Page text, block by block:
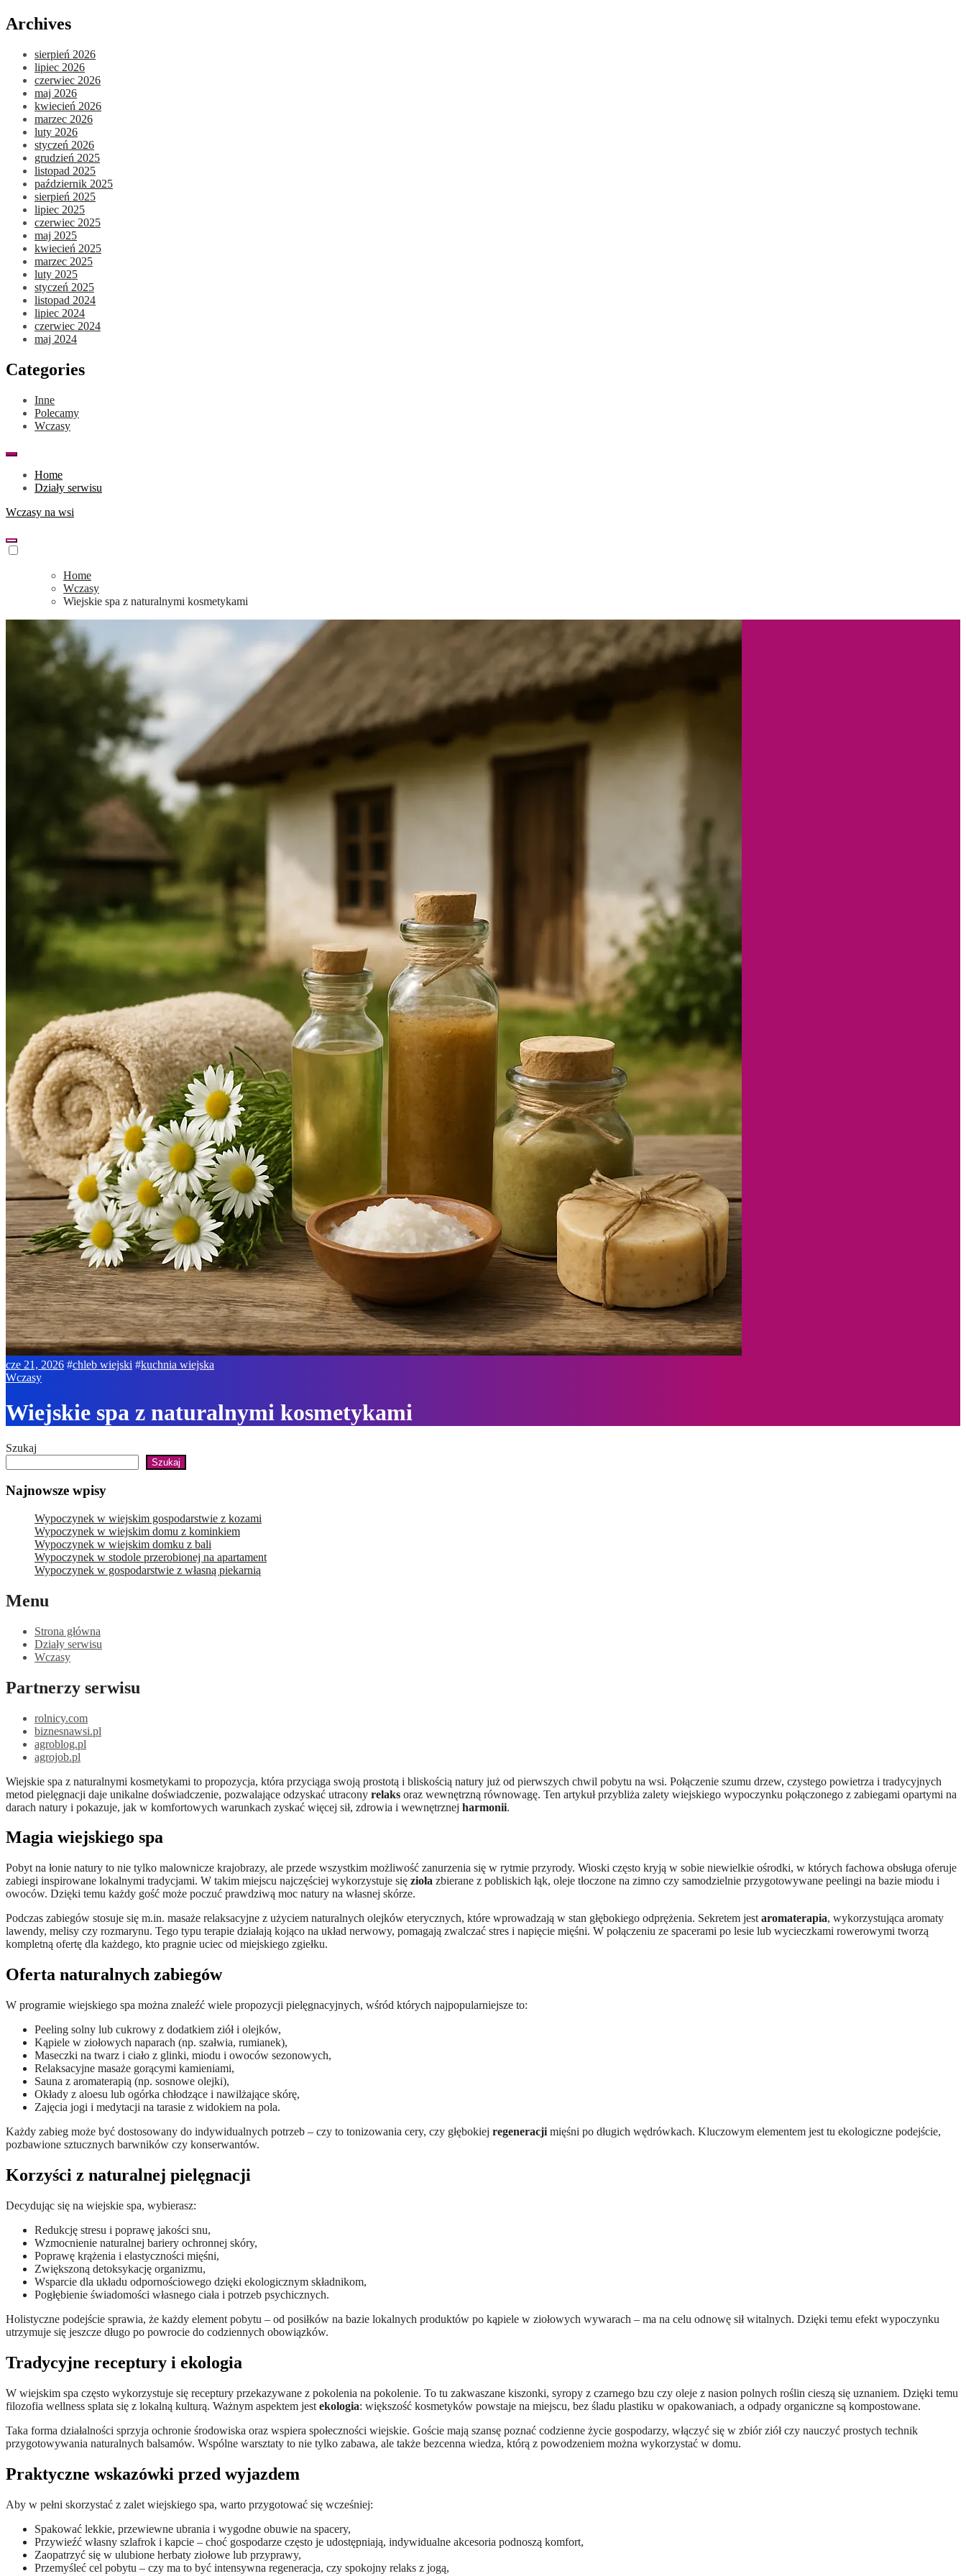
Skip
to
Archives
sierpień 2026
lipiec 2026
czerwiec 2026
maj 2026
kwiecień 2026
marzec 2026
luty 2026
styczeń 2026
grudzień 2025
listopad 2025
październik 2025
sierpień 2025
lipiec 2025
czerwiec 2025
maj 2025
kwiecień 2025
marzec 2025
luty 2025
styczeń 2025
listopad 2024
lipiec 2024
czerwiec 2024
maj 2024
Categories
Inne
Polecamy
Wczasy
Home
Działy serwisu
Wczasy na wsi
Home
Wczasy
Wiejskie spa z naturalnymi kosmetykami
cze 21, 2026 #chleb wiejski #kuchnia wiejska
Wczasy
Wiejskie spa z naturalnymi kosmetykami
Szukaj
Szukaj
Najnowsze wpisy
Wypoczynek w wiejskim gospodarstwie z kozami
Wypoczynek w wiejskim domu z kominkiem
Wypoczynek w wiejskim domku z bali
Wypoczynek w stodole przerobionej na apartament
Wypoczynek w gospodarstwie z własną piekarnią
Menu
Strona główna
Działy serwisu
Wczasy
Partnerzy serwisu
rolnicy.com
biznesnawsi.pl
agroblog.pl
agrojob.pl
Wiejskie spa z naturalnymi kosmetykami to propozycja, która przyciąga swoją prostotą i bliskością natury już od pierwszych chwil pobytu na wsi. Połączenie szumu drzew, czystego powietrza i tradycyjnych
metod pielęgnacji daje unikalne doświadczenie, pozwalające odzyskać utracony relaks oraz wewnętrzną równowagę. Ten artykuł przybliża zalety wiejskiego wypoczynku połączonego z zabiegami opartymi na
darach natury i pokazuje, jak w komfortowych warunkach zyskać więcej sił, zdrowia i wewnętrznej harmonii.
Magia wiejskiego spa
Pobyt na łonie natury to nie tylko malownicze krajobrazy, ale przede wszystkim możliwość zanurzenia się w rytmie przyrody. Wioski często kryją w sobie niewielkie ośrodki, w których fachowa obsługa oferuje
zabiegi inspirowane lokalnymi tradycjami. W takim miejscu najczęściej wykorzystuje się zioła zbierane z pobliskich łąk, oleje tłoczone na zimno czy samodzielnie przygotowywane peelingi na bazie miodu i
owoców. Dzięki temu każdy gość może poczuć prawdziwą moc natury na własnej skórze.
Podczas zabiegów stosuje się m.in. masaże relaksacyjne z użyciem naturalnych olejków eterycznych, które wprowadzają w stan głębokiego odprężenia. Sekretem jest aromaterapia, wykorzystująca aromaty
lawendy, melisy czy rozmarynu. Tego typu terapie działają kojąco na układ nerwowy, pomagają zwalczać stres i napięcie mięśni. W połączeniu ze spacerami po lesie lub wycieczkami rowerowymi tworzą
kompletną ofertę dla każdego, kto pragnie uciec od miejskiego zgiełku.
Oferta naturalnych zabiegów
W programie wiejskiego spa można znaleźć wiele propozycji pielęgnacyjnych, wśród których najpopularniejsze to:
Peeling solny lub cukrowy z dodatkiem ziół i olejków,
Kąpiele w ziołowych naparach (np. szałwia, rumianek),
Maseczki na twarz i ciało z glinki, miodu i owoców sezonowych,
Relaksacyjne masaże gorącymi kamieniami,
Sauna z aromaterapią (np. sosnowe olejki),
Okłady z aloesu lub ogórka chłodzące i nawilżające skórę,
Zajęcia jogi i medytacji na tarasie z widokiem na pola.
Każdy zabieg może być dostosowany do indywidualnych potrzeb – czy to tonizowania cery, czy głębokiej regeneracji mięśni po długich wędrówkach. Kluczowym elementem jest tu ekologiczne podejście,
pozbawione sztucznych barwników czy konserwantów.
Korzyści z naturalnej pielęgnacji
Decydując się na wiejskie spa, wybierasz:
Redukcję stresu i poprawę jakości snu,
Wzmocnienie naturalnej bariery ochronnej skóry,
Poprawę krążenia i elastyczności mięśni,
Zwiększoną detoksykację organizmu,
Wsparcie dla układu odpornościowego dzięki ekologicznym składnikom,
Pogłębienie świadomości własnego ciała i potrzeb psychicznych.
Holistyczne podejście sprawia, że każdy element pobytu – od posiłków na bazie lokalnych produktów po kąpiele w ziołowych wywarach – ma na celu odnowę sił witalnych. Dzięki temu efekt wypoczynku
utrzymuje się jeszcze długo po powrocie do codziennych obowiązków.
Tradycyjne receptury i ekologia
W wiejskim spa często wykorzystuje się receptury przekazywane z pokolenia na pokolenie. To tu zakwaszane kiszonki, syropy z czarnego bzu czy oleje z nasion polnych roślin cieszą się uznaniem. Dzięki temu
filozofia wellness splata się z lokalną kulturą. Ważnym aspektem jest ekologia: większość kosmetyków powstaje na miejscu, bez śladu plastiku w opakowaniach, a odpady organiczne są kompostowane.
Taka forma działalności sprzyja ochronie środowiska oraz wspiera społeczności wiejskie. Goście mają szansę poznać codzienne życie gospodarzy, włączyć się w zbiór ziół czy nauczyć prostych technik
przygotowywania naturalnych balsamów. Wspólne warsztaty to nie tylko zabawa, ale także bezcenna wiedza, którą z powodzeniem można wykorzystać w domu.
Praktyczne wskazówki przed wyjazdem
Aby w pełni skorzystać z zalet wiejskiego spa, warto przygotować się wcześniej:
Spakować lekkie, przewiewne ubrania i wygodne obuwie na spacery,
Przywieźć własny szlafrok i kapcie – choć gospodarze często je udostępniają, indywidualne akcesoria podnoszą komfort,
Zaopatrzyć się w ulubione herbaty ziołowe lub przyprawy,
Przemyśleć cel pobytu – czy ma to być intensywna regeneracja, czy spokojny relaks z jogą,